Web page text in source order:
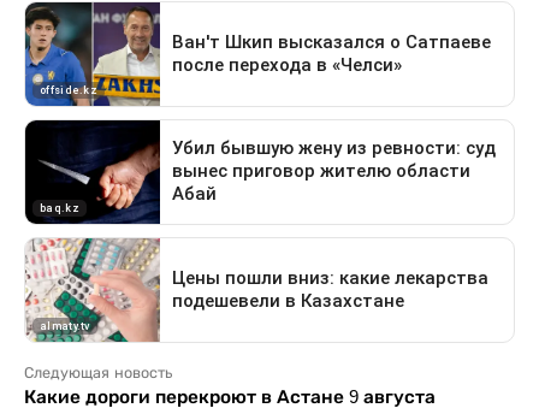
Следующая новость
Какие дороги перекроют в Астане 9 августа